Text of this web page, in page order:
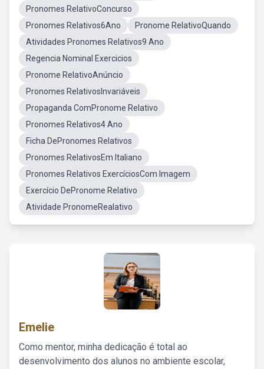
Pronomes RelativoConcurso
Pronomes Relativos6Ano
Pronome RelativoQuando
Atividades Pronomes Relativos9 Ano
Regencia Nominal Exercicios
Pronome RelativoAnúncio
Pronomes RelativosInvariáveis
Propaganda ComPronome Relativo
Pronomes Relativos4 Ano
Ficha DePronomes Relativos
Pronomes RelativosEm Italiano
Pronomes Relativos ExercíciosCom Imagem
Exercício DePronome Relativo
Atividade PronomeRealativo
Emelie
Como mentor, minha dedicação é total ao
desenvolvimento dos alunos no ambiente escolar,